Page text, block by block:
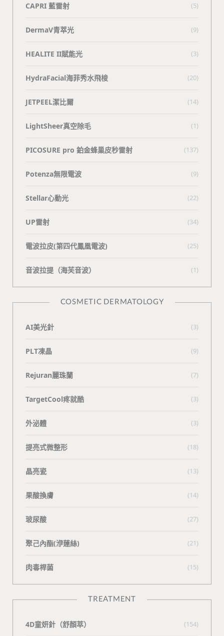
CAPRI 藍雷射 (5)
DermaV青萃光 (9)
HEALITE II賦能光 (3)
HydraFacial海菲秀水飛梭 (20)
JETPEEL潔比爾 (14)
LightSheer真空除毛 (1)
PICOSURE pro 鉑金蜂巢皮秒雷射 (137)
Potenza無限電波 (9)
Stellar心動光 (22)
UP雷射 (34)
電波拉皮(第四代鳳凰電波) (25)
⾳波拉提（海芙⾳波） (1)
COSMETIC DERMATOLOGY
AI美光針 (3)
PLT凍晶 (9)
Rejuran麗珠蘭 (7)
TargetCool疼就酷 (3)
外泌體 (3)
提亮式微整形 (18)
晶亮瓷 (13)
果酸換膚 (14)
玻尿酸 (27)
聚己內酯(洢蓮絲) (21)
肉毒桿菌 (15)
TREATMENT
4D童妍針（舒顏萃） (154)